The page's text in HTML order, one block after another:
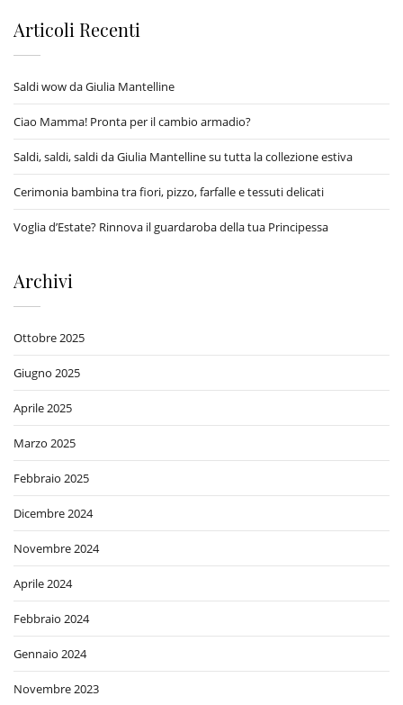
Articoli Recenti
Saldi wow da Giulia Mantelline
Ciao Mamma! Pronta per il cambio armadio?
Saldi, saldi, saldi da Giulia Mantelline su tutta la collezione estiva
Cerimonia bambina tra fiori, pizzo, farfalle e tessuti delicati
Voglia d’Estate? Rinnova il guardaroba della tua Principessa
Archivi
Ottobre 2025
Giugno 2025
Aprile 2025
Marzo 2025
Febbraio 2025
Dicembre 2024
Novembre 2024
Aprile 2024
Febbraio 2024
Gennaio 2024
Novembre 2023